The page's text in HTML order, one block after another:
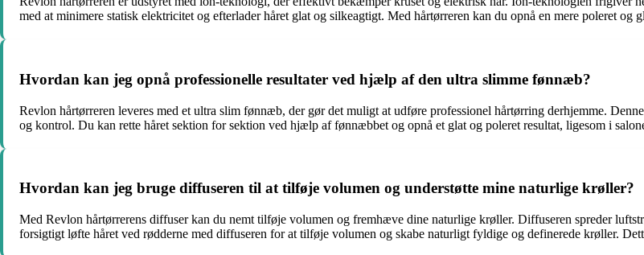
med at minimere statisk elektricitet og efterlader håret glat og silkeagtigt. Med hårtørreren kan du opnå en mere poleret
Hvordan kan jeg opnå professionelle resultater ved hjælp af den ultra slimme fønnæb?
Revlon hårtørreren leveres med et ultra slim fønnæb, der gør det muligt at udføre professionel hårtørring derhjemme.
og kontrol. Du kan rette håret sektion for sektion ved hjælp af fønnæbbet og opnå et glat og poleret resultat, ligesom i
Hvordan kan jeg bruge diffuseren til at tilføje volumen og understøtte mine naturlige krøller?
Med Revlon hårtørrerens diffuser kan du nemt tilføje volumen og fremhæve dine naturlige krøller. Diffuseren spreder
forsigtigt løfte håret ved rødderne med diffuseren for at tilføje volumen og skabe naturligt fyldige og definerede krøller.